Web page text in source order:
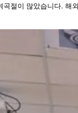
곡절이 많았습니다. 해